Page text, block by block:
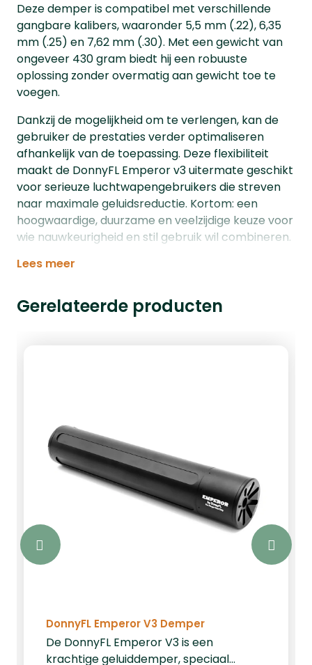
Deze demper is compatibel met verschillende
gangbare kalibers, waaronder 5,5 mm (.22), 6,35
mm (.25) en 7,62 mm (.30). Met een gewicht van
ongeveer 430 gram biedt hij een robuuste
oplossing zonder overmatig aan gewicht toe te
voegen.
Dankzij de mogelijkheid om te verlengen, kan de
gebruiker de prestaties verder optimaliseren
afhankelijk van de toepassing. Deze flexibiliteit
maakt de DonnyFL Emperor v3 uitermate geschikt
voor serieuze luchtwapengebruikers die streven
naar maximale geluidsreductie. Kortom: een
hoogwaardige, duurzame en veelzijdige keuze voor
wie nauwkeurigheid en stil gebruik wil combineren.
Lees meer
Gerelateerde producten
DonnyFL Emperor V3 Demper
De DonnyFL Emperor V3 is een
krachtige geluiddemper, speciaal